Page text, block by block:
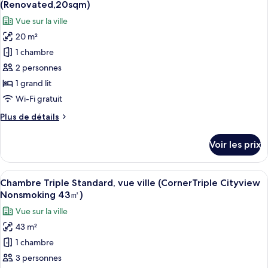
non-
fumeurs,
vue
ville
(38sqm)
Chambre
Deluxe
avec
lits
jumeaux,
non-
vue
ville
les
photos
pour
ce
type
de
chambre :
Double
fumeurs,
vue
ville
(Renovated,20sqm)
(Renovated,20sqm)
Vue sur la ville
20 m²
1 chambre
2 personnes
1 grand lit
Wi-Fi gratuit
Plus de détails
Plus
le
type
de
chambre
Double
Standard,
non-
fumeurs,
vue
Voir les prix
Afficher
toutes
les
photos
pour
ce
type
Une chambre d’hôtel avec deux lits
3
Chambre Triple Standard, vue ville (CornerTriple Cityview
Nonsmoking 43㎡)
Vue sur la ville
43 m²
1 chambre
3 personnes